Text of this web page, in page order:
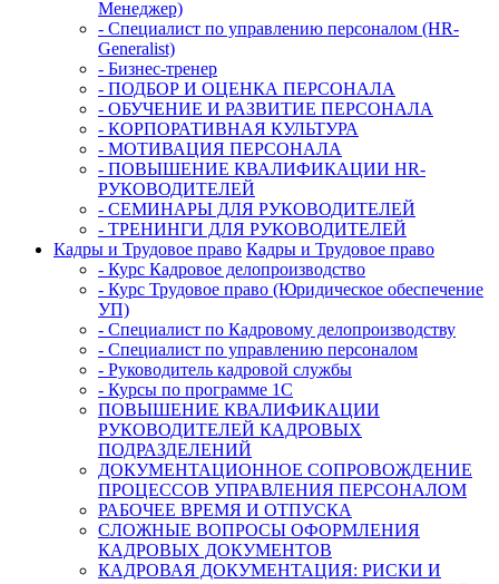
Менеджер)
- Специалист по управлению персоналом (HR-
Generalist)
- Бизнес-тренер
- ПОДБОР И ОЦЕНКА ПЕРСОНАЛА
- ОБУЧЕНИЕ И РАЗВИТИЕ ПЕРСОНАЛА
- КОРПОРАТИВНАЯ КУЛЬТУРА
- МОТИВАЦИЯ ПЕРСОНАЛА
- ПОВЫШЕНИЕ КВАЛИФИКАЦИИ HR-
РУКОВОДИТЕЛЕЙ
- СЕМИНАРЫ ДЛЯ РУКОВОДИТЕЛЕЙ
- ТРЕНИНГИ ДЛЯ РУКОВОДИТЕЛЕЙ
Кадры и Трудовое право Кадры и Трудовое право
- Курс Кадровое делопроизводство
- Курс Трудовое право (Юридическое обеспечение
УП)
- Специалист по Кадровому делопроизводству
- Специалист по управлению персоналом
- Руководитель кадровой службы
- Курсы по программе 1С
ПОВЫШЕНИЕ КВАЛИФИКАЦИИ
РУКОВОДИТЕЛЕЙ КАДРОВЫХ
ПОДРАЗДЕЛЕНИЙ
ДОКУМЕНТАЦИОННОЕ СОПРОВОЖДЕНИЕ
ПРОЦЕССОВ УПРАВЛЕНИЯ ПЕРСОНАЛОМ
РАБОЧЕЕ ВРЕМЯ И ОТПУСКА
СЛОЖНЫЕ ВОПРОСЫ ОФОРМЛЕНИЯ
КАДРОВЫХ ДОКУМЕНТОВ
КАДРОВАЯ ДОКУМЕНТАЦИЯ: РИСКИ И